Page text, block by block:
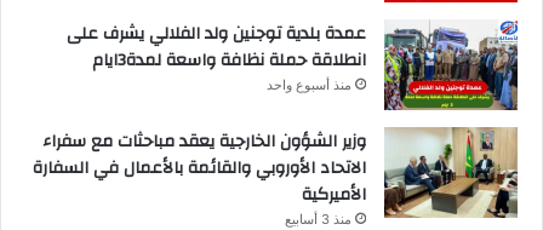
عمدة بلدية توجنين ولد الفلالي يشرف على
انطلاقة حملة نظافة واسعة لمدة3ايام
منذ أسبوع واحد
وزير الشؤون الخارجية يعقد مباحثات مع سفراء
الاتحاد الأوروبي والقائمة بالأعمال في السفارة
الأميركية
منذ 3 أسابيع